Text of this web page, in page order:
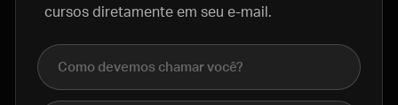
cursos diretamente em seu e-mail.
Nome completo